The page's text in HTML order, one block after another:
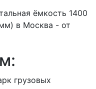
ёмкость 1400
в Москва - от
грузовых